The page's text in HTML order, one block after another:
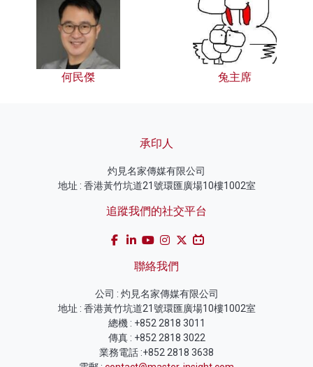
何民傑 兔主席
承印人
灼見名家傳媒有限公司
地址 : 香港黃竹坑道21號環匯廣場10樓1002室
追蹤我們的社交平台
聯絡我們
公司 : 灼見名家傳媒有限公司
地址 : 香港黃竹坑道21號環匯廣場10樓1002室
總機 : +852 2818 3011
傳真 : +852 2818 3022
業務電話 :+852 2818 3638